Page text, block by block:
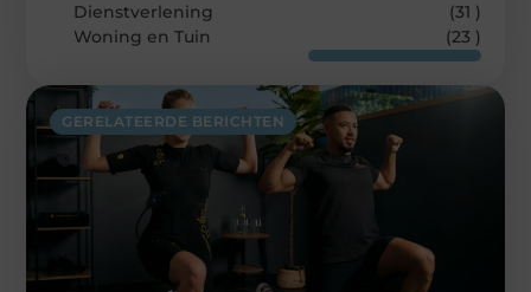
GERELATEERDE BERICHTEN
Dienstverlening
(31 )
Woning en Tuin
(23 )